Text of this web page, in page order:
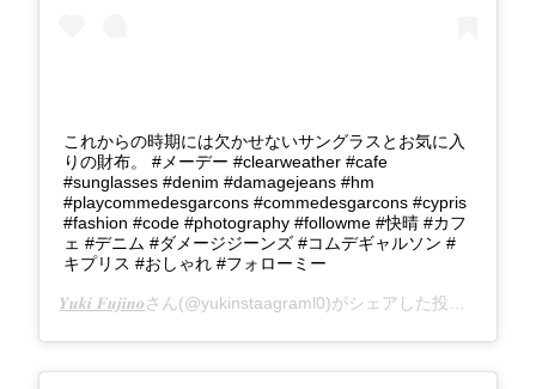
これからの時期には欠かせないサングラスとお気に入
りの財布。 #メーデー #clearweather #cafe
#sunglasses #denim #damagejeans #hm
#playcommedesgarcons #commedesgarcons #cypris
#fashion #code #photography #followme #快晴 #カフ
ェ #デニム #ダメージジーンズ #コムデギャルソン #
キプリス #おしゃれ #フォローミー
𝒀𝒖𝒌𝒊 𝑭𝒖𝒋𝒊𝒏𝒐さん(@yukinstaagraml0)がシェアした投稿 –